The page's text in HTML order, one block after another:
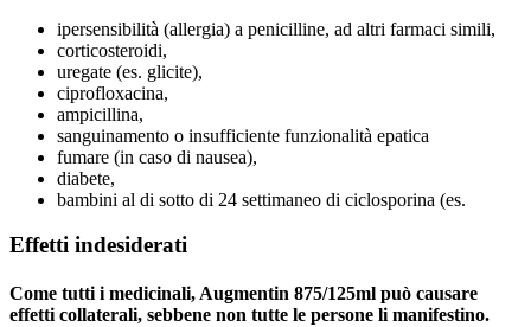
ipersensibilità (allergia) a penicilline, ad altri farmaci simili,
corticosteroidi,
uregate (es. glicite),
ciprofloxacina,
ampicillina,
sanguinamento o insufficiente funzionalità epatica
fumare (in caso di nausea),
diabete,
bambini al di sotto di 24 settimaneo di ciclosporina (es.
Effetti indesiderati
Come tutti i medicinali, Augmentin 875/125ml può causare
effetti collaterali, sebbene non tutte le persone li manifestino.